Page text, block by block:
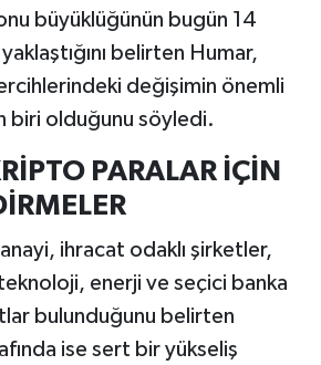
büyüklüğünün bugün 14
yaklaştığını belirten Humar,
değişimin önemli
biri olduğunu söyledi.
PARALAR İÇİN
ihracat odaklı şirketler,
enerji ve seçici banka
bulunduğunu belirten
ise sert bir yükseliş